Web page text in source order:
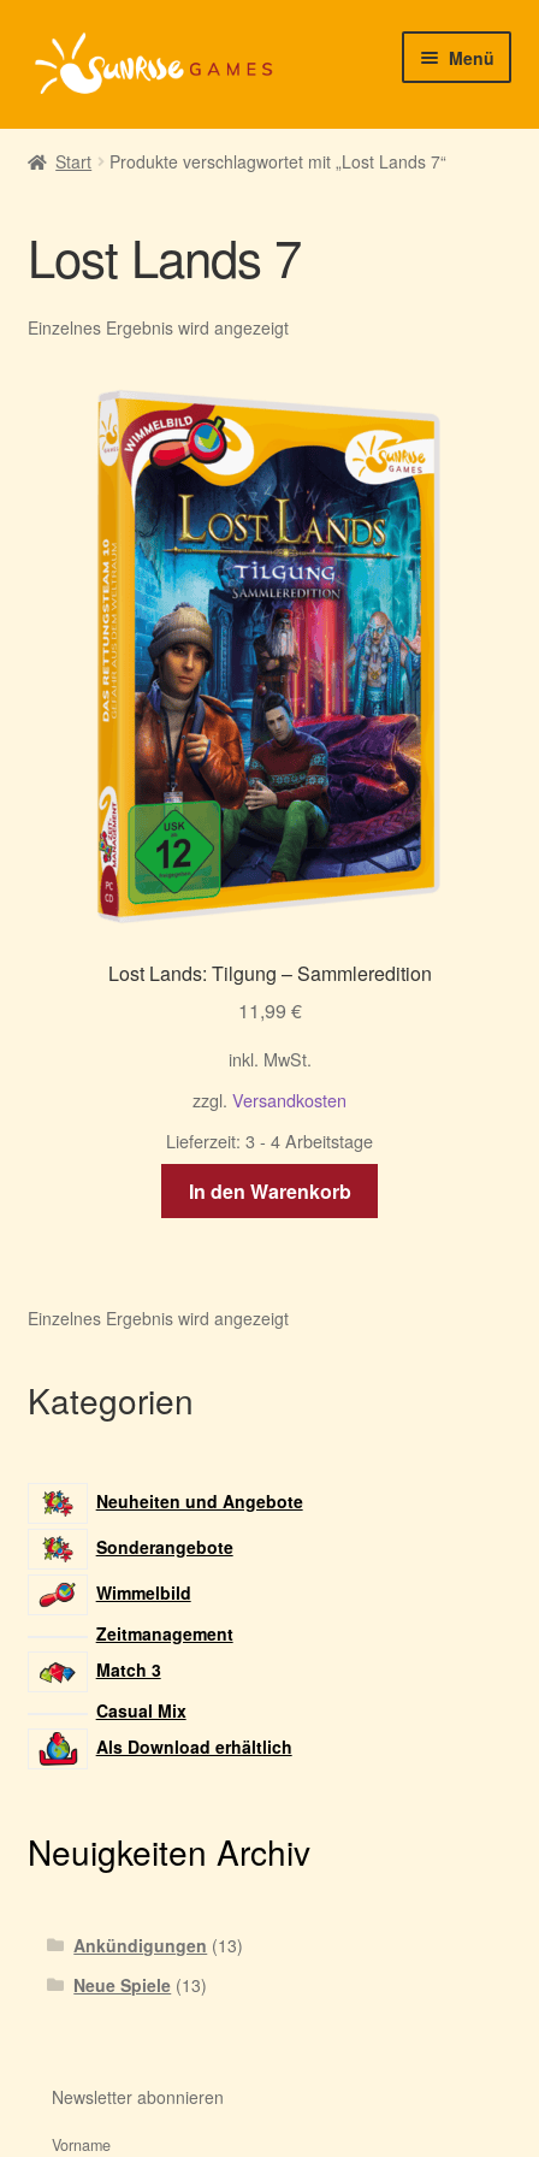
Zur
Navigation
Zum
Inhalt
Menü
► Startseite
► Support/Hilfe
► Mein Konto
Start Produkte verschlagwortet mit „Lost Lands 7“
Lost Lands 7
Einzelnes Ergebnis wird angezeigt
Lost Lands: Tilgung – Sammleredition
11,99 €
inkl. MwSt.
zzgl. Versandkosten
Lieferzeit: 3 - 4 Arbeitstage
In den Warenkorb
Einzelnes Ergebnis wird angezeigt
Kategorien
Neuheiten und Angebote
Sonderangebote
Wimmelbild
Zeitmanagement
Match 3
Casual Mix
Als Download erhältlich
Neuigkeiten Archiv
Ankündigungen (13)
Neue Spiele (13)
Newsletter abonnieren
Vorname